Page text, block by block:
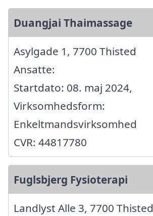
Duangjai Thaimassage
Asylgade 1, 7700 Thisted
Ansatte:
Startdato: 08. maj 2024,
Virksomhedsform:
Enkeltmandsvirksomhed
CVR: 44817780
Fuglsbjerg Fysioterapi
Landlyst Alle 3, 7700 Thisted